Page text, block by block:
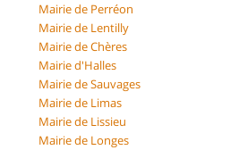
Mairie de Perréon
Mairie de Lentilly
Mairie de Chères
Mairie d'Halles
Mairie de Sauvages
Mairie de Limas
Mairie de Lissieu
Mairie de Longes